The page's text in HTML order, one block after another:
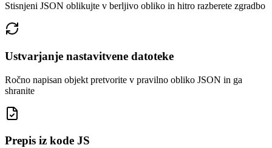
Stisnjeni JSON oblikujte v berljivo obliko in hitro razberete zgradbo
Ustvarjanje nastavitvene datoteke
Ročno napisan objekt pretvorite v pravilno obliko JSON in ga
shranite
Prepis iz kode JS